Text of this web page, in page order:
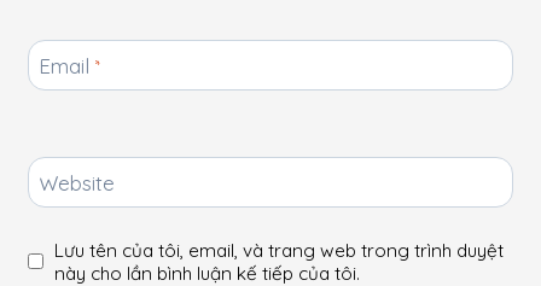
Email *
Website
Lưu tên của tôi, email, và trang web trong trình duyệt
này cho lần bình luận kế tiếp của tôi.